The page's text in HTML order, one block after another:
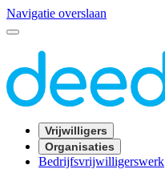
Navigatie overslaan
Vrijwilligers
Organisaties
Bedrijfsvrijwilligerswerk